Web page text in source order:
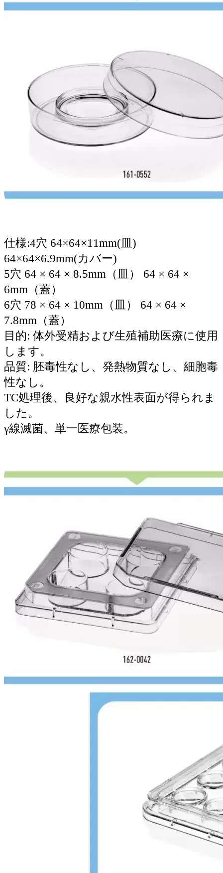
仕様:4穴 64×64×11mm(皿)
64×64×6.9mm(カバー)
5穴 64 × 64 × 8.5mm（皿） 64 × 64 ×
6mm（蓋）
6穴 78 × 64 × 10mm（皿） 64 × 64 ×
7.8mm（蓋）
目的: 体外受精および生殖補助医療に使用
します。
品質: 胚毒性なし、発熱物質なし、細胞毒
性なし。
TC処理後、良好な親水性表面が得られま
した。
γ線滅菌、単一医療包装。